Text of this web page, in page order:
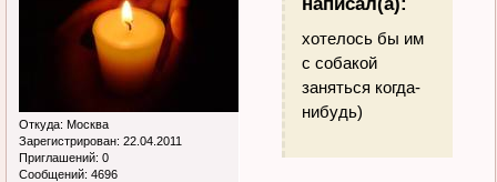
Откуда: Москва
Зарегистрирован: 22.04.2011
Приглашений: 0
Сообщений: 4696
хотелось бы им
с собакой
заняться когда-
нибудь)